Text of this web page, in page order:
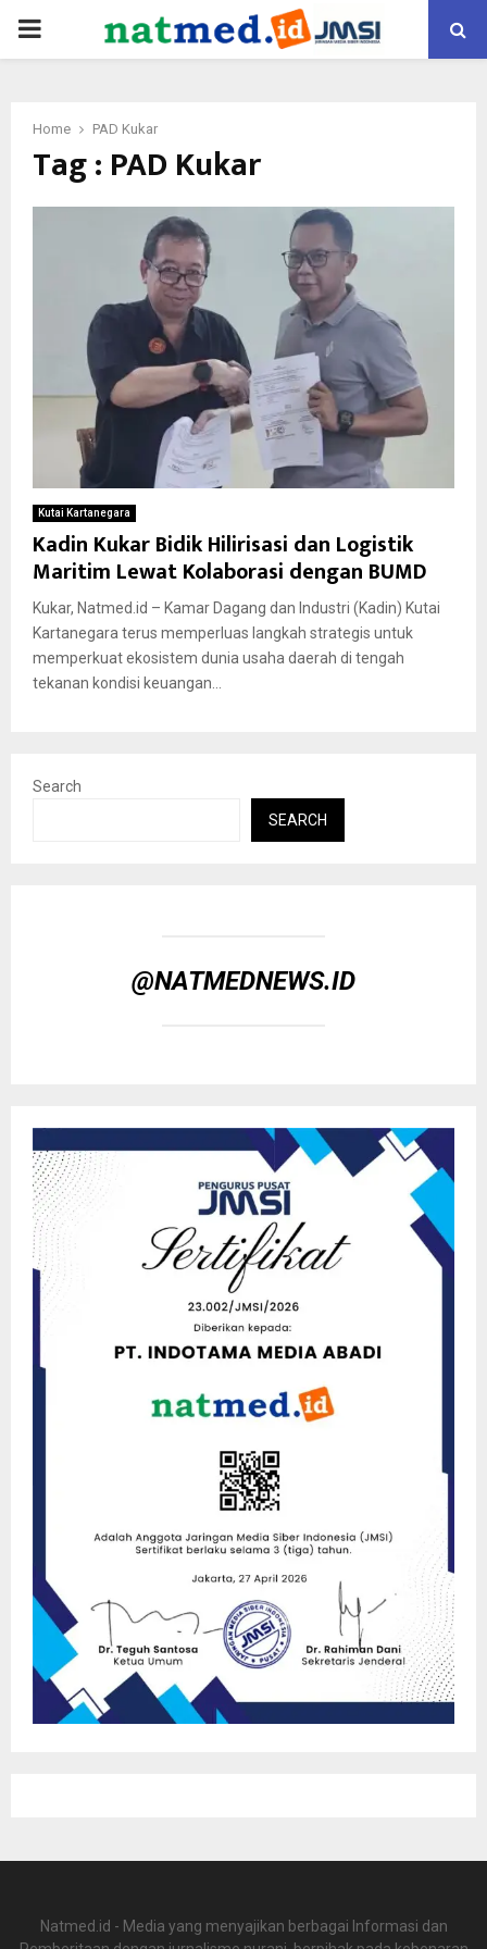
PRIMARY
Home PAD Kukar
Tag : PAD Kukar
Kutai Kartanegara
Kadin Kukar Bidik Hilirisasi dan Logistik
Maritim Lewat Kolaborasi dengan BUMD
Kukar, Natmed.id – Kamar Dagang dan Industri (Kadin) Kutai
Kartanegara terus memperluas langkah strategis untuk
memperkuat ekosistem dunia usaha daerah di tengah
tekanan kondisi keuangan...
Search
SEARCH
@NATMEDNEWS.ID
Natmed.id - Media yang menyajikan berbagai Informasi dan